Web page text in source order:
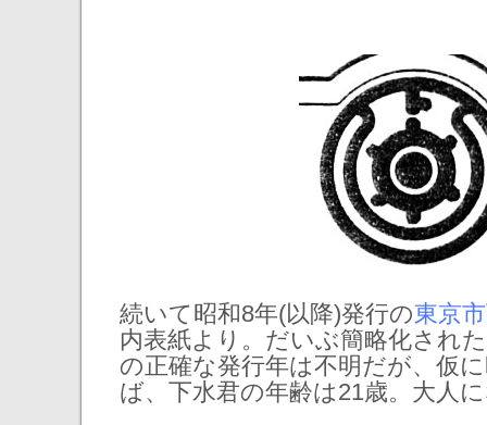
続いて昭和8年(以降)発行の東京
内表紙より。だいぶ簡略化され
の正確な発行年は不明だが、仮
ば、下水君の年齢は21歳。大人